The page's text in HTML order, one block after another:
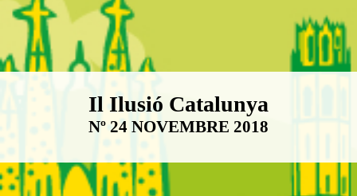
Boletín Il·lusió Catalunya
Il Ilusió Catalunya
Nº 24 NOVEMBRE 2018